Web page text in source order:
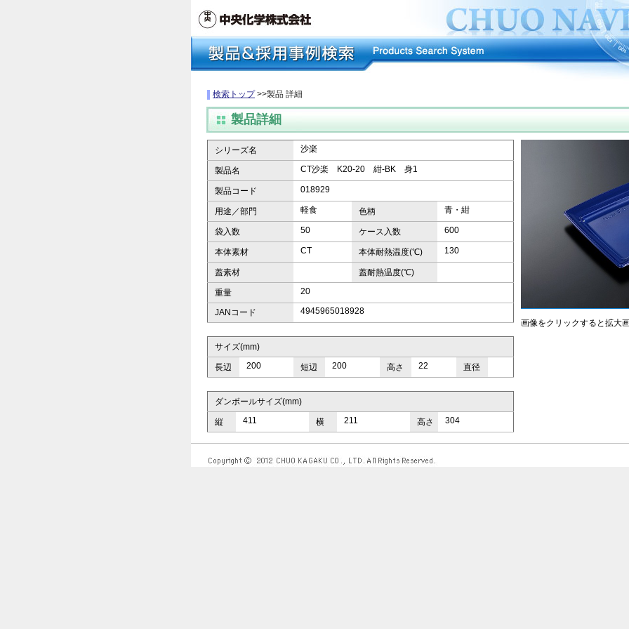
検索トップ>>製品 詳細
製品詳細
シリーズ名 沙楽
製品名 CT沙楽 K20-20 紺-BK 身1
製品コード 018929
用途／部門 軽食 色柄 青・紺
袋入数 50 ケース入数 600
本体素材 CT 本体耐熱温度(℃) 130
蓋素材 蓋耐熱温度(℃)
重量 20
JANコード 4945965018928
サイズ(mm)
長辺 200 短辺 200 高さ 22 直径
ダンボールサイズ(mm)
縦 411 横 211 高さ 304
画像をクリックすると拡大